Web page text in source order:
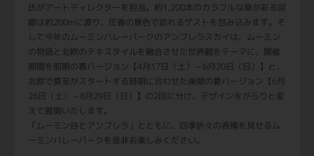
氏がアートディレクターを担当。約1,200本のカラフルな傘が彩る回
廊は約200mに渡り、圧巻の景色で訪れるゲストを包み込みます。そ
して今年のムーミンバレーパークのアンブレラスカイは、ムーミン
の物語と北欧のテキスタイルを融合させた世界観をテーマに、開催
期間を前期の春バージョン【4月17日（土）～6月20日（日）】と、
北欧で夏至がスタートする時期に合わせた後期の夏バージョン【6月
26日（土）～8月29日（日）】の2回に分け、デザインをがらりと変
えて展開いたします。
「ムーミン谷とアンブレラ」とともに、四季折々の表情を見せるム
ーミンバレーパークを是非お楽しみください。